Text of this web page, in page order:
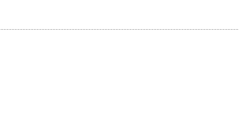
っていなくて 写真ほどの透明感も無いので、値段